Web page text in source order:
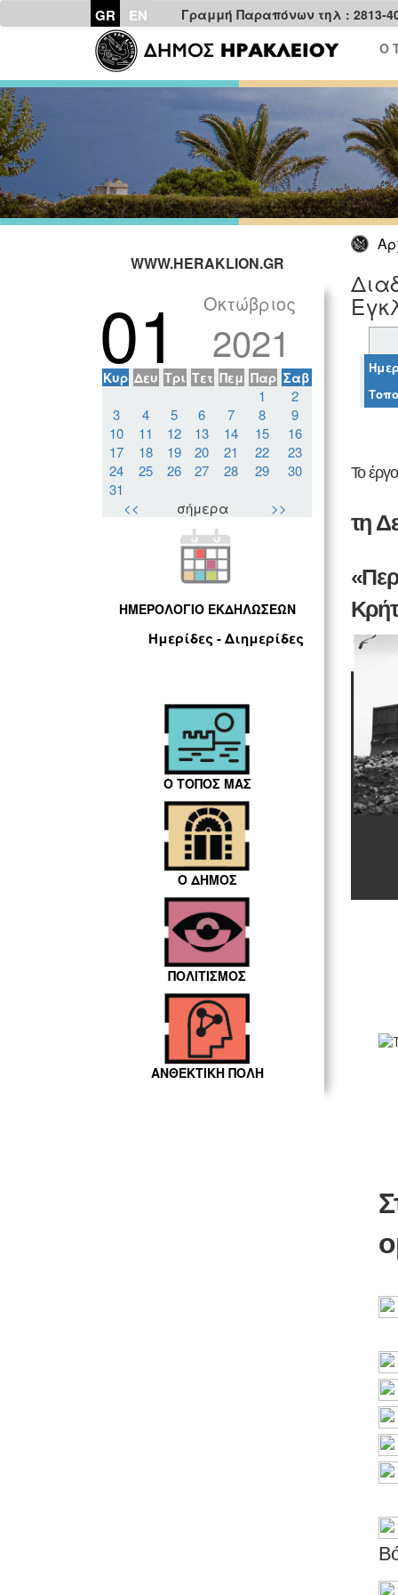
GR EN
Γραμμή Παραπόνων τηλ : 2813-
Ο
WWW.HERAKLION.GR
01 Οκτώβριος
2021
Κυρ Δευ Τρι Τετ Πεμ Παρ Σαβ
1
2
3
4 5 6 7 8
9
10
11 12 13 14 15
16
17
18 19 20 21 22
23
24
25 26 27 28 29
30
31
<<
σήμερα >>
ΗΜΕΡΟΛΟΓΙΟ ΕΚΔΗΛΩΣΕΩΝ
Ημερίδες - Διημερίδες
Ο ΤΟΠΟΣ ΜΑΣ
Ο ΔΗΜΟΣ
ΠΟΛΙΤΙΣΜΟΣ
ΑΝΘΕΚΤΙΚΗ ΠΟΛΗ
Το
τη